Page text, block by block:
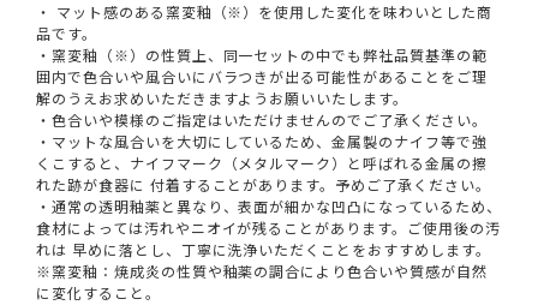
・ マット感のある窯変釉（※）を使用した変化を味わいとした商
品です。
・窯変釉（※）の性質上、同一セットの中でも弊社品質基準の範
囲内で色合いや風合いにバラつきが出る可能性があることをご理
解のうえお求めいただきますようお願いいたします。
・色合いや模様のご指定はいただけませんのでご了承ください。
・マットな風合いを大切にしているため、金属製のナイフ等で強
くこすると、ナイフマーク（メタルマーク）と呼ばれる金属の擦
れた跡が食器に 付着することがあります。予めご了承ください。
・通常の透明釉薬と異なり、表面が細かな凹凸になっているため、
食材によっては汚れやニオイが残ることがあります。ご使用後の汚
れは 早めに落とし、丁寧に洗浄いただくことをおすすめします。
※窯変釉：焼成炎の性質や釉薬の調合により色合いや質感が自然
に変化すること。